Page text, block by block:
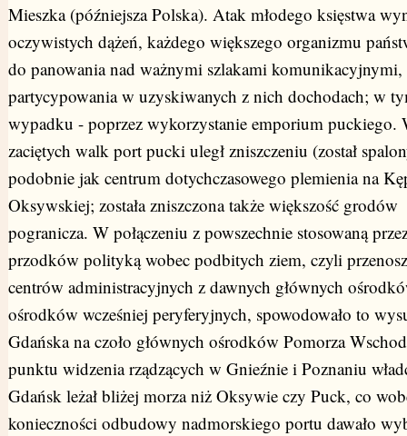
Mieszka (późniejsza Polska). Atak młodego księstwa
oczywistych dążeń, każdego większego organizmu
do panowania nad ważnymi szlakami komunikacyjnymi,
partycypowania w uzyskiwanych z nich dochodach; w
wypadku - poprzez wykorzystanie emporium puckiego.
zaciętych walk port pucki uległ zniszczeniu (został
podobnie jak centrum dotychczasowego plemienia na
Oksywskiej; została zniszczona także większość grodów
pogranicza. W połączeniu z powszechnie stosowaną
przodków polityką wobec podbitych ziem, czyli
centrów administracyjnych z dawnych głównych
ośrodków wcześniej peryferyjnych, spowodowało to
Gdańska na czoło głównych ośrodków Pomorza
punktu widzenia rządzących w Gnieźnie i Poznaniu
Gdańsk leżał bliżej morza niż Oksywie czy Puck, co
konieczności odbudowy nadmorskiego portu dawało